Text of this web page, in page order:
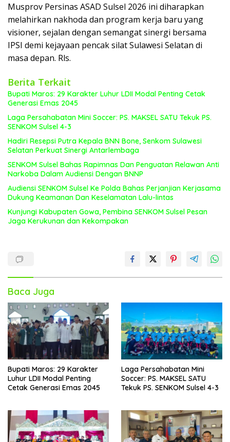
Musprov Persinas ASAD Sulsel 2026 ini diharapkan
melahirkan nakhoda dan program kerja baru yang
visioner, sejalan dengan semangat sinergi bersama
IPSI demi kejayaan pencak silat Sulawesi Selatan di
masa depan. Rls.
Berita Terkait
Bupati Maros: 29 Karakter Luhur LDII Modal Penting Cetak
Generasi Emas 2045
Laga Persahabatan Mini Soccer: PS. MAKSEL SATU Tekuk PS.
SENKOM Sulsel 4-3
Hadiri Resepsi Putra Kepala BNN Bone, Senkom Sulawesi
Selatan Perkuat Sinergi Antarlembaga
SENKOM Sulsel Bahas Rapimnas Dan Penguatan Relawan Anti
Narkoba Dalam Audiensi Dengan BNNP
Audiensi SENKOM Sulsel Ke Polda Bahas Perjanjian Kerjasama
Dukung Keamanan Dan Keselamatan Lalu-lintas
Kunjungi Kabupaten Gowa, Pembina SENKOM Sulsel Pesan
Jaga Kerukunan dan Kekompakan
Baca Juga
Bupati Maros: 29 Karakter
Luhur LDII Modal Penting
Cetak Generasi Emas 2045
Laga Persahabatan Mini
Soccer: PS. MAKSEL SATU
Tekuk PS. SENKOM Sulsel 4-3